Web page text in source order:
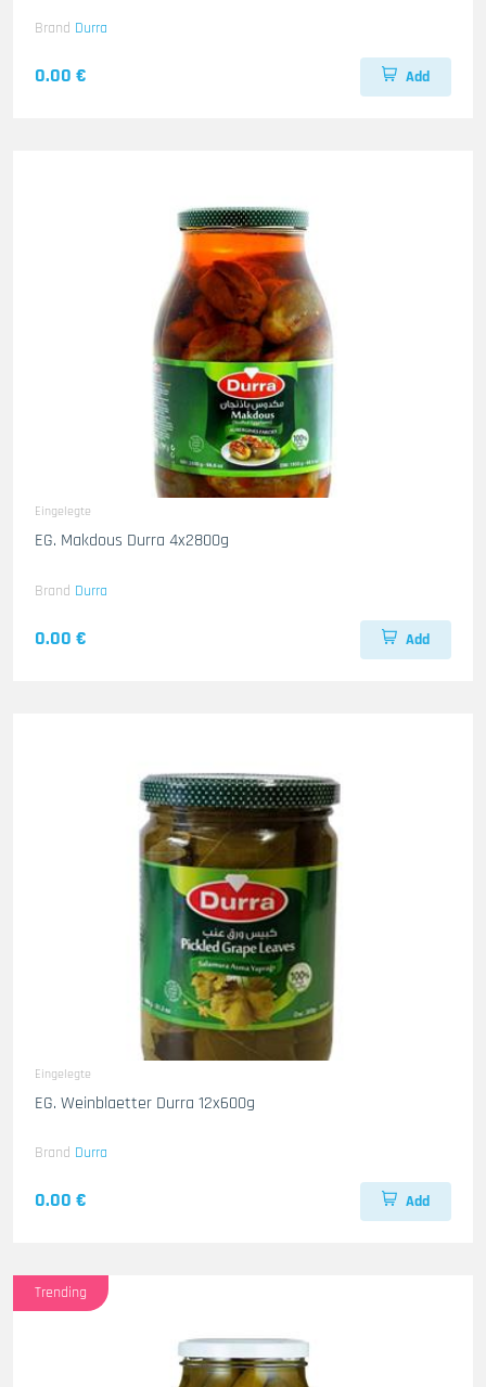
Brand Durra
0.00 € Add
Eingelegte
EG. Makdous Durra 4x2800g
Brand Durra
0.00 € Add
Eingelegte
EG. Weinblaetter Durra 12x600g
Brand Durra
0.00 € Add
Trending